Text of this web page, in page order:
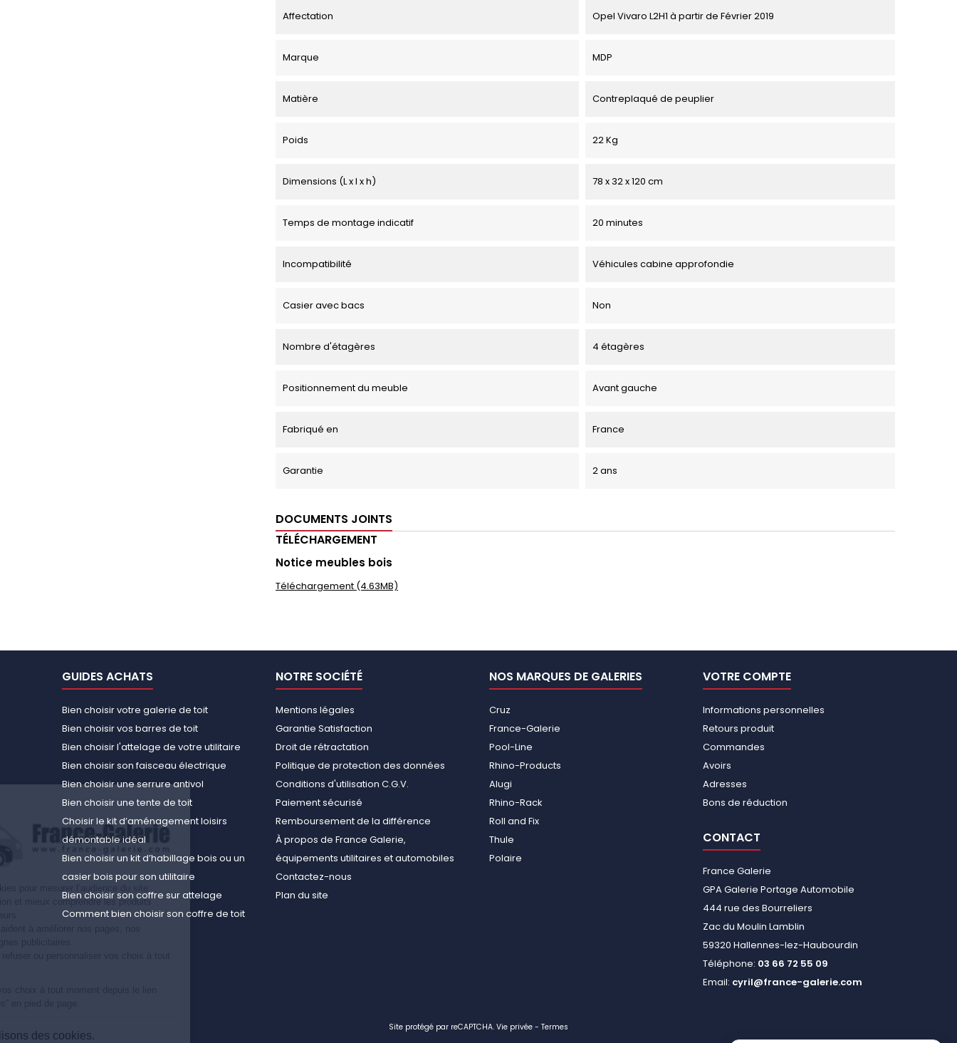
améliorer votre navigation et mieux comprendre les produits
consultés par nos visiteurs.
Pourquoi nous utilisons des cookies.
Affectation Opel Vivaro L2H1 à partir de Février 2019
Marque MDP
Matière Contreplaqué de peuplier
Poids 22 Kg
Dimensions (L x l x h) 78 x 32 x 120 cm
Temps de montage indicatif 20 minutes
Incompatibilité Véhicules cabine approfondie
Casier avec bacs Non
Nombre d'étagères 4 étagères
Positionnement du meuble Avant gauche
Fabriqué en France
Garantie 2 ans
DOCUMENTS JOINTS
TÉLÉCHARGEMENT
Notice meubles bois
Téléchargement (4.63MB)
GUIDES ACHATS
Bien choisir votre galerie de toit
Bien choisir vos barres de toit
Bien choisir l'attelage de votre utilitaire
Bien choisir son faisceau électrique
Bien choisir une serrure antivol
Bien choisir une tente de toit
Choisir le kit d’aménagement loisirs
démontable idéal
Bien choisir un kit d’habillage bois ou un
casier bois pour son utilitaire
Bien choisir son coffre sur attelage
Comment bien choisir son coffre de toit
NOTRE SOCIÉTÉ
Mentions légales
Garantie Satisfaction
Droit de rétractation
Politique de protection des données
Conditions d'utilisation C.G.V.
Paiement sécurisé
Remboursement de la différence
À propos de France Galerie,
équipements utilitaires et automobiles
Contactez-nous
Plan du site
NOS MARQUES DE GALERIES
Cruz
France-Galerie
Pool-Line
Rhino-Products
Alugi
Rhino-Rack
Roll and Fix
Thule
Polaire
VOTRE COMPTE
Informations personnelles
Retours produit
Commandes
Avoirs
Adresses
Bons de réduction
CONTACT
France Galerie
GPA Galerie Portage Automobile
444 rue des Bourreliers
Zac du Moulin Lamblin
59320 Hallennes-lez-Haubourdin
Téléphone: 03 66 72 55 09
Email: cyril@france-galerie.com
Site protégé par reCAPTCHA. Vie privée - Termes